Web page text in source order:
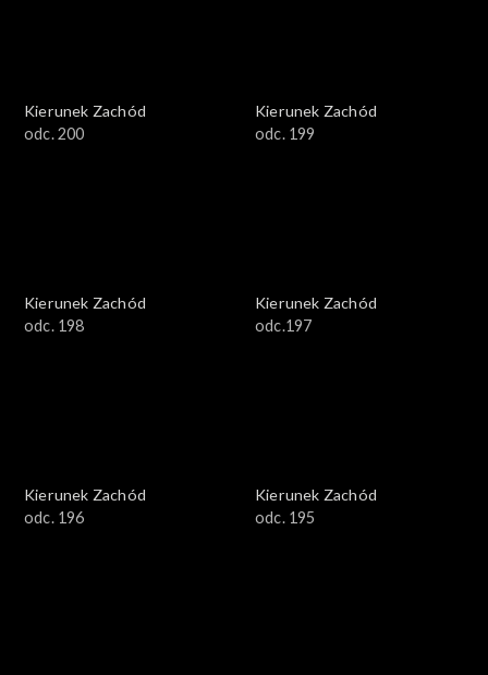
Kierunek Zachód
odc. 200
Kierunek Zachód
odc. 199
Kierunek Zachód
odc. 198
Kierunek Zachód
odc.197
Kierunek Zachód
odc. 196
Kierunek Zachód
odc. 195